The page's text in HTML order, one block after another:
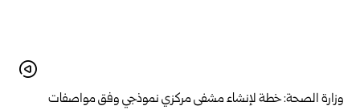
وزارة الصحة: خطة لإنشاء مشفى مركزي نموذجي وفق مواصفات